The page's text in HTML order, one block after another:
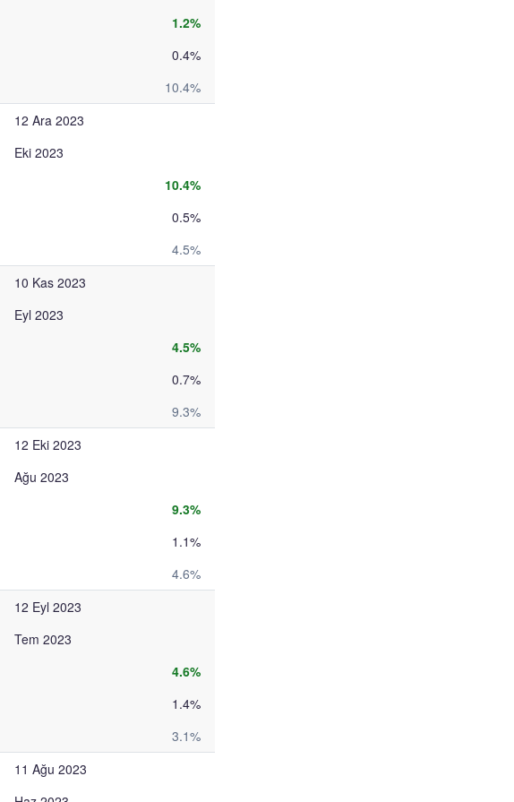
1.2%
0.4%
10.4%
12 Ara 2023
Eki 2023
10.4%
0.5%
4.5%
10 Kas 2023
Eyl 2023
4.5%
0.7%
9.3%
12 Eki 2023
Ağu 2023
9.3%
1.1%
4.6%
12 Eyl 2023
Tem 2023
4.6%
1.4%
3.1%
11 Ağu 2023